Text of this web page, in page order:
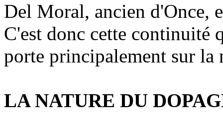
Del Moral, ancien d'Once,
C'est donc cette continuité
porte principalement sur la
LA NATURE DU